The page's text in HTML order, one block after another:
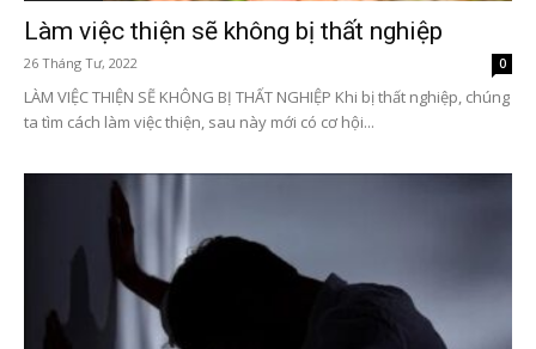
Làm việc thiện sẽ không bị thất nghiệp
26 Tháng Tư, 2022 0
LÀM VIỆC THIỆN SẼ KHÔNG BỊ THẤT NGHIỆP Khi bị thất nghiệp, chúng
ta tìm cách làm việc thiện, sau này mới có cơ hội...